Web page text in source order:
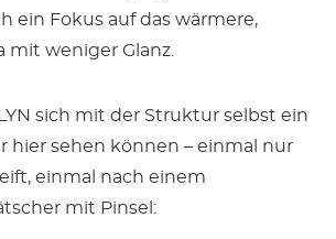
ein Fokus auf das wärmere,
mit weniger Glanz.
sich mit der Struktur selbst ein
hier sehen können – einmal nur
einmal nach einem
mit Pinsel: